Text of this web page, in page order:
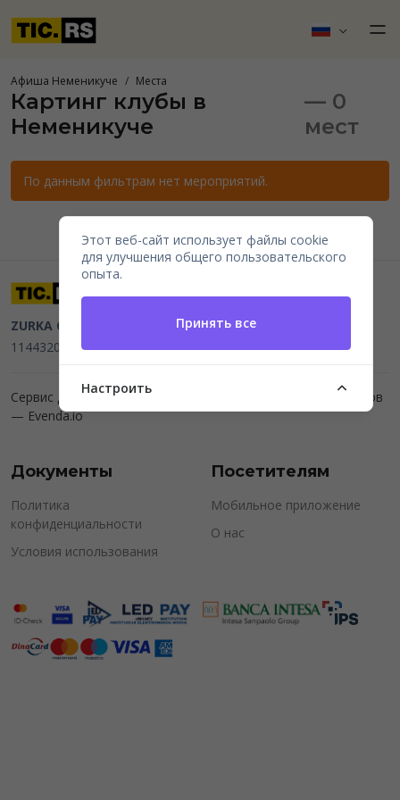
Афиша Неменикуче Места
Картинг клубы в
Неменикуче
— 0
мест
По данным фильтрам нет мероприятий.
ZURKA CE BITI DOO Beograd, Kraljice Natalije 11
114432064, MB 22023195,mail@tic.rs, +381 63 173 3142
Сервис для организаторов мероприятий и продажи билетов
— Evenda.io
Документы
Политика
конфиденциальности
Условия использования
Посетителям
Мобильное приложение
О нас
Этот веб-сайт использует файлы cookie
для улучшения общего пользовательского
опыта.
Принять все
Настроить